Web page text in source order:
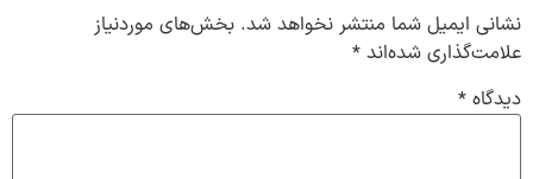
نشانی ایمیل شما منتشر نخواهد شد. بخش‌های موردنیاز
علامت‌گذاری شده‌اند *
دیدگاه *